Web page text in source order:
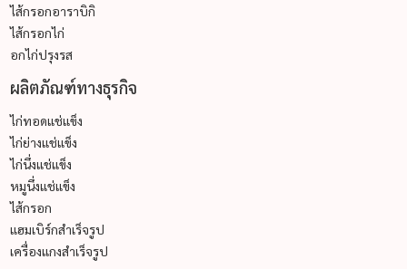
ไส้กรอกอาราบิกิ
ไส้กรอกไก่
อกไก่ปรุงรส
ผลิตภัณฑ์ทางธุรกิจ
ไก่ทอดแช่แข็ง
ไก่ย่างแช่แข็ง
ไก่นึ่งแช่แข็ง
หมูนึ่งแช่แข็ง
ไส้กรอก
แฮมเบิร์กสำเร็จรูป
เครื่องแกงสำเร็จรูป